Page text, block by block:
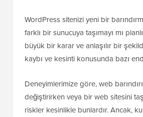
WordPress sitenizi yeni bir
farklı bir sunucuya taşımayı mı
büyük bir karar ve anlaşılır bir
kaybı ve kesinti konusunda bazı
Deneyimlerimize göre, web
değiştirirken veya bir web sitesini
riskler kesinlikle bunlardır. Ancak,